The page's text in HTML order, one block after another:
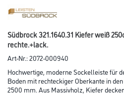
Südbrock 321.1640.31 Kiefer weiß
rechte.+lack.
Art-Nr.:2072-000940
Hochwertige, moderne Sockelleiste für
Boden mit rechteckiger Oberkante in
2500 mm. Aus Massivholz, Kiefer